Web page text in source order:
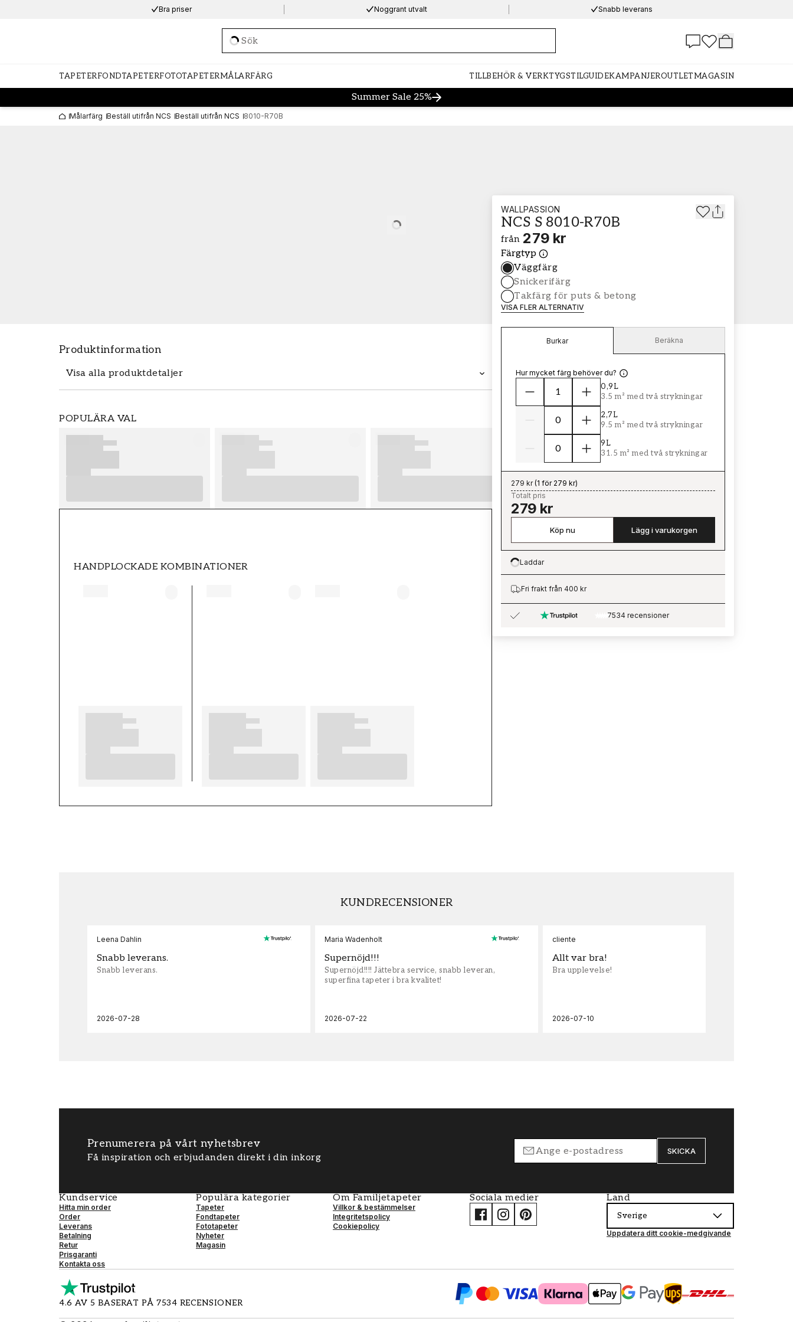
Bra priser Noggrant utvalt Snabb leverans
Loading…
TAPETERFONDTAPETERFOTOTAPETERMÅLARFÄRG TILLBEHÖR & VERKTYGSTILGUIDEKAMPANJEROUTLETMAGASIN
Summer Sale 25%
Målarfärg Beställ utifrån NCS Beställ utifrån NCS 8010-R70B
Produktinformation
Visa alla produktdetaljer
FT38-000-W0000
POPULÄRA VAL
HANDPLOCKADE KOMBINATIONER
WALLPASSION
NCS S 8010-R70B
från 279 kr
Färgtyp
Väggfärg
Snickerifärg
Takfärg för puts & betong
VISA FLER ALTERNATIV
Burkar Beräkna
Hur mycket färg behöver du?
0,9L
3.5 m² med två strykningar
2,7L
9.5 m² med två strykningar
9L
31.5 m² med två strykningar
279 kr(1 för 279 kr)
Totalt pris
279 kr
Köp nu Lägg i varukorgen
Loading…
Laddar
Fri frakt från 400 kr
7534 recensioner
KUNDRECENSIONER
Leena Dahlin
Snabb leverans.
Snabb leverans.
2026-07-28
Maria Wadenholt
Supernöjd!!!
Supernöjd!!!! Jättebra service, snabb leveran,
superfina tapeter i bra kvalitet!
2026-07-22
cliente
Allt var bra!
Bra upplevelse!
2026-07-10
Prenumerera på vårt nyhetsbrev
Få inspiration och erbjudanden direkt i din inkorg
SKICKA
Kundservice
Hitta min order
Order
Leverans
Betalning
Retur
Prisgaranti
Kontakta oss
Populära kategorier
Tapeter
Fondtapeter
Fototapeter
Nyheter
Magasin
Om Familjetapeter
Villkor & bestämmelser
Integritetspolicy
Cookiepolicy
Sociala medier Land
Sverige
Uppdatera ditt cookie-medgivande
4.6 AV 5 BASERAT PÅ 7534 RECENSIONER